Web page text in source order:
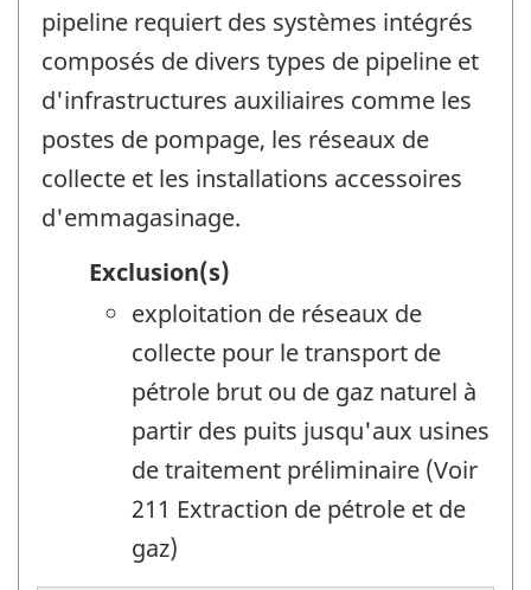
pipeline requiert des systèmes intégrés
composés de divers types de pipeline et
d'infrastructures auxiliaires comme les
postes de pompage, les réseaux de
collecte et les installations accessoires
d'emmagasinage.
Exclusion(s)
exploitation de réseaux de
collecte pour le transport de
pétrole brut ou de gaz naturel à
partir des puits jusqu'aux usines
de traitement préliminaire (Voir
211 Extraction de pétrole et de
gaz)